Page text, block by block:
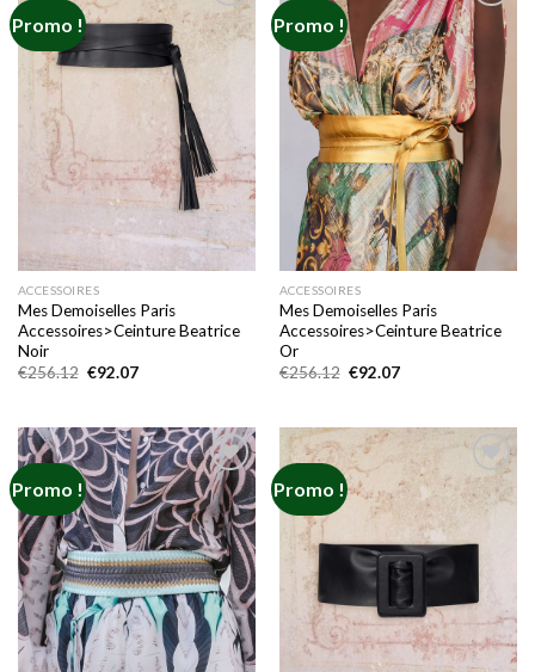
Promo !
Add to
wishlist
ACCESSOIRES
Mes Demoiselles Paris
Accessoires>Ceinture Beatrice
Noir
€256.12 Le
€256.12.
€92.07Le
€92.07.
Promo !
Add to
wishlist
ACCESSOIRES
Mes Demoiselles Paris
Accessoires>Ceinture Beatrice
Or
€256.12 Le
€256.12.
€92.07Le
€92.07.
Promo !
Add to
wishlist
Promo !
Add to
wishlist